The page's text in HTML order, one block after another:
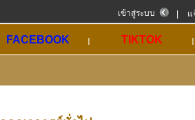
แ
เข้าสู่ระบบ
FACEBOOK TIKTOK